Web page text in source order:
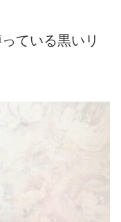
ている黒いリ